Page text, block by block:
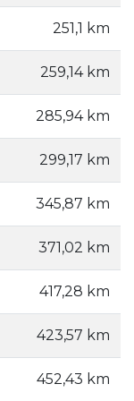
251,1 km
259,14 km
285,94 km
299,17 km
345,87 km
371,02 km
417,28 km
423,57 km
452,43 km